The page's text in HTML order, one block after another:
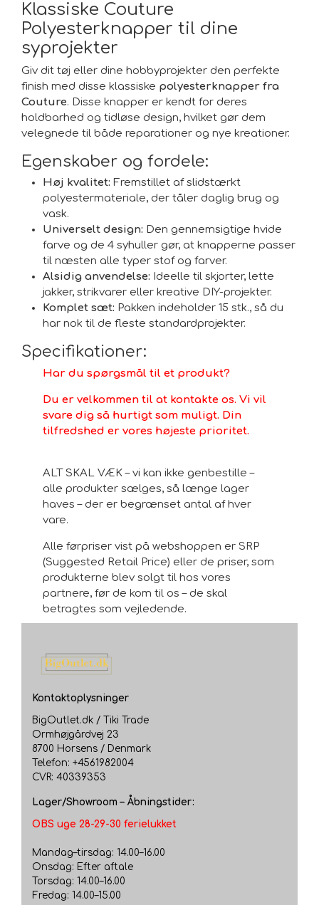
Klassiske Couture
Polyesterknapper til dine
syprojekter
Giv dit tøj eller dine hobbyprojekter den perfekte
finish med disse klassiske polyesterknapper fra
Couture. Disse knapper er kendt for deres
holdbarhed og tidløse design, hvilket gør dem
velegnede til både reparationer og nye kreationer.
Egenskaber og fordele:
Høj kvalitet: Fremstillet af slidstærkt
polyestermateriale, der tåler daglig brug og
vask.
Universelt design: Den gennemsigtige hvide
farve og de 4 syhuller gør, at knapperne passer
til næsten alle typer stof og farver.
Alsidig anvendelse: Ideelle til skjorter, lette
jakker, strikvarer eller kreative DIY-projekter.
Komplet sæt: Pakken indeholder 15 stk., så du
har nok til de fleste standardprojekter.
Specifikationer:
Har du spørgsmål til et produkt?
Du er velkommen til at kontakte os. Vi vil
svare dig så hurtigt som muligt. Din
tilfredshed er vores højeste prioritet.
ALT SKAL VÆK – vi kan ikke genbestille –
alle produkter sælges, så længe lager
haves – der er begrænset antal af hver
vare.
Alle førpriser vist på webshoppen er SRP
(Suggested Retail Price) eller de priser, som
produkterne blev solgt til hos vores
partnere, før de kom til os – de skal
betragtes som vejledende.
Kontaktoplysninger
BigOutlet.dk / Tiki Trade
Ormhøjgårdvej 23
8700 Horsens / Denmark
Telefon: +4561982004
CVR: 40339353
Lager/Showroom – Åbningstider:
OBS uge 28-29-30 ferielukket
Mandag–tirsdag: 14.00–16.00
Onsdag: Efter aftale
Torsdag: 14.00–16.00
Fredag: 14.00–15.00